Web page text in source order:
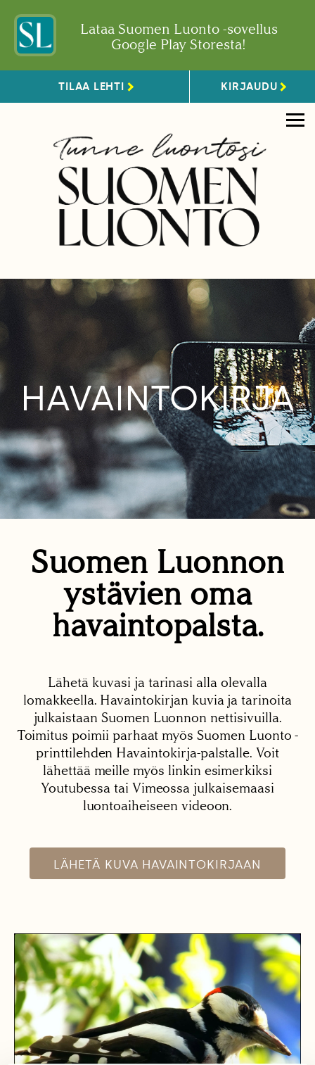
Lataa Suomen Luonto -sovellus
Google Play Storesta!
TILAA LEHTI KIRJAUDU
HAVAINTOKIRJA
Suomen Luonnon
ystävien oma
havaintopalsta.
Lähetä kuvasi ja tarinasi alla olevalla
lomakkeella. Havaintokirjan kuvia ja tarinoita
julkaistaan Suomen Luonnon nettisivuilla.
Toimitus poimii parhaat myös Suomen Luonto -
printtilehden Havaintokirja-palstalle. Voit
lähettää meille myös linkin esimerkiksi
Youtubessa tai Vimeossa julkaisemaasi
luontoaiheiseen videoon.
LÄHETÄ KUVA HAVAINTOKIRJAAN